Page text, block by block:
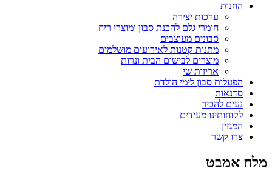
החנות
ערכות יצירה
חומרי גלם להכנת סבון ומוצרי ריח
סבונים מעוצבים
מתנות קטנות לאירועים מושלמים
מוצרים לבישום הבית ונרות
אריזות שי
הפעלות סבון לימי הולדת
סדנאות
נעים להכיר
לקוחותינו מעידים
המגזין
צרו קשר
מלח אמבט